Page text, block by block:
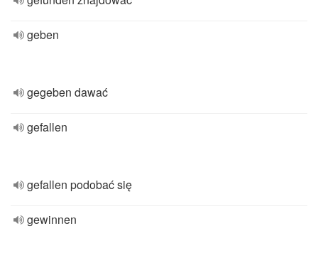
geben
gegeben dawać
gefallen
gefallen podobać się
gewinnen